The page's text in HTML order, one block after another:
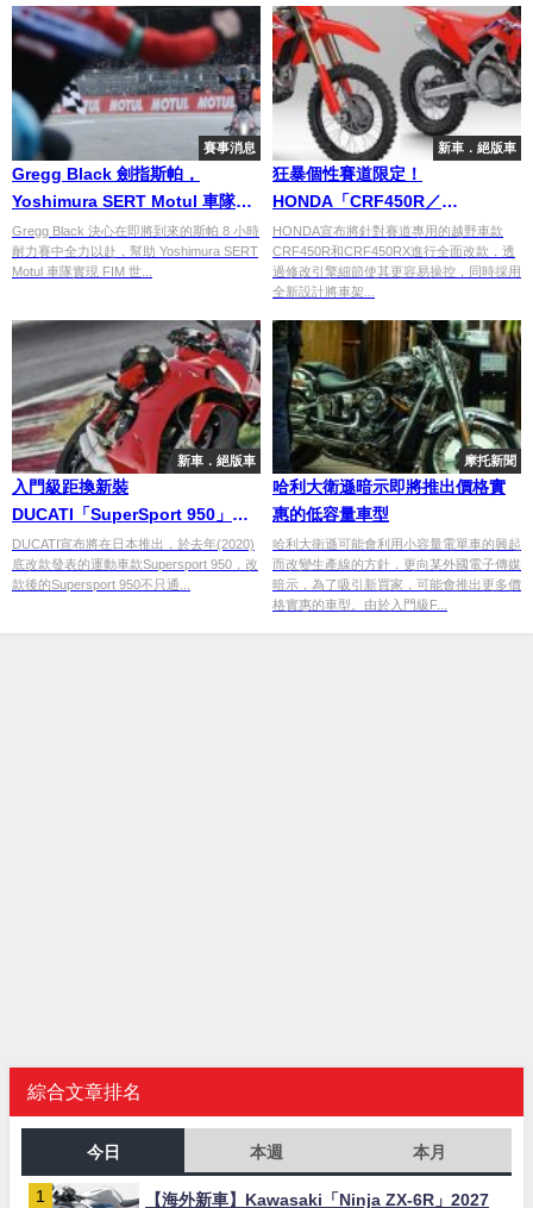
賽事消息
Gregg Black 劍指斯帕，
Yoshimura SERT Motul 車隊力
爭 EWC 三連勝
Gregg Black 決心在即將到來的斯帕 8 小時
耐力賽中全力以赴，幫助 Yoshimura SERT
Motul 車隊實現 FIM 世...
新車．絕版車
狂暴個性賽道限定！
HONDA「CRF450R／
CRF450RX」
HONDA宣布將針對賽道專用的越野車款
CRF450R和CRF450RX進行全面改款，透
過修改引擎細節使其更容易操控，同時採用
全新設計將車架...
新車．絕版車
入門級距換新裝
DUCATI「SuperSport 950」改
款亮相
DUCATI宣布將在日本推出，於去年(2020)
底改款發表的運動車款Supersport 950，改
款後的Supersport 950不只通...
摩托新聞
哈利大衛遜暗示即將推出價格實
惠的低容量車型
哈利大衛遜可能會利用小容量電單車的興起
而改變生產線的方針，更向某外國電子傳媒
暗示，為了吸引新買家，可能會推出更多價
格實惠的車型。由於入門級F...
綜合文章排名
今日 本週 本月
【海外新車】Kawasaki「Ninja ZX-6R」2027